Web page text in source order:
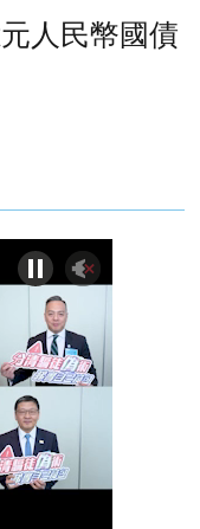
人民幣國債